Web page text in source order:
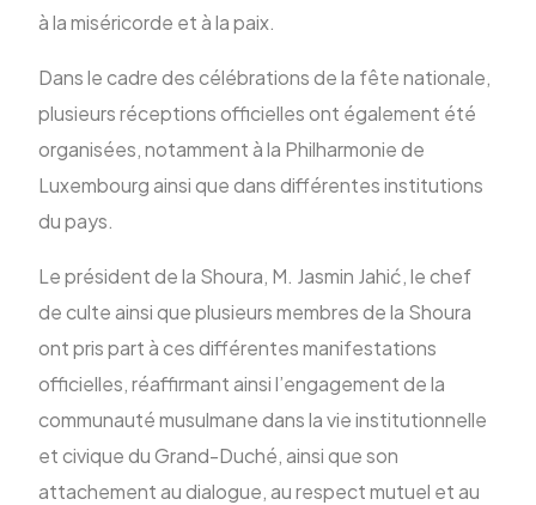
à la miséricorde et à la paix.
Dans le cadre des célébrations de la fête nationale,
plusieurs réceptions officielles ont également été
organisées, notamment à la Philharmonie de
Luxembourg ainsi que dans différentes institutions
du pays.
Le président de la Shoura, M. Jasmin Jahić, le chef
de culte ainsi que plusieurs membres de la Shoura
ont pris part à ces différentes manifestations
officielles, réaffirmant ainsi l’engagement de la
communauté musulmane dans la vie institutionnelle
et civique du Grand-Duché, ainsi que son
attachement au dialogue, au respect mutuel et au